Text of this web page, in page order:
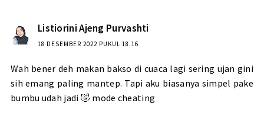
Listiorini Ajeng Purvashti
18 DESEMBER 2022 PUKUL 18.16
Wah bener deh makan bakso di cuaca lagi sering ujan gini
sih emang paling mantep. Tapi aku biasanya simpel pake
bumbu udah jadi 🤣 mode cheating